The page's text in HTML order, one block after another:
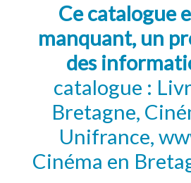
Ce catalogue
manquant, un
des
catalogue :
Bretagne,
Unifrance,
Cinéma en